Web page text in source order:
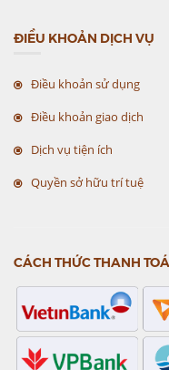
ĐIỀU KHOẢN DỊCH VỤ
Điều khoản sử dụng
Điều khoản giao dịch
Dịch vụ tiện ích
Quyền sở hữu trí tuệ
CÁCH THỨC THANH